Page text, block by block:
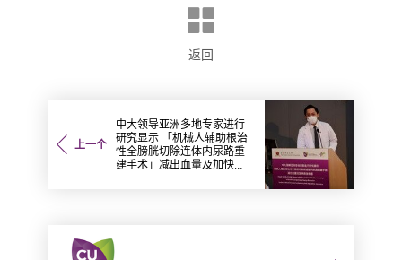
返回
上一个
中大领导亚洲多地专家进行
研究显示 「机械人辅助根治
性全膀胱切除连体内尿路重
建手术」减出血量及加快术